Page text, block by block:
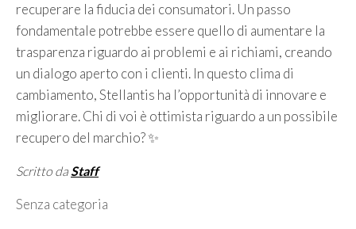
recuperare la fiducia dei consumatori. Un passo
fondamentale potrebbe essere quello di aumentare la
trasparenza riguardo ai problemi e ai richiami, creando
un dialogo aperto con i clienti. In questo clima di
cambiamento, Stellantis ha l’opportunità di innovare e
migliorare. Chi di voi è ottimista riguardo a un possibile
recupero del marchio? ✨
Scritto daStaff
Categorie
Senza categoria